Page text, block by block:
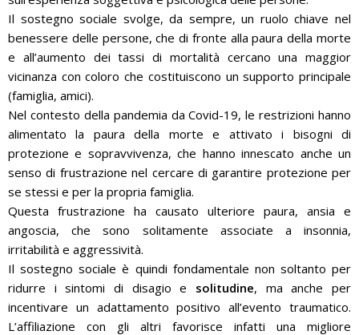
Il sostegno sociale svolge, da sempre, un ruolo chiave nel
benessere delle persone, che di fronte alla paura della morte
e all’aumento dei tassi di mortalità cercano una maggior
vicinanza con coloro che costituiscono un supporto principale
(famiglia, amici).
Nel contesto della pandemia da Covid-19, le restrizioni hanno
alimentato la paura della morte e attivato i bisogni di
protezione e sopravvivenza, che hanno innescato anche un
senso di frustrazione nel cercare di garantire protezione per
se stessi e per la propria famiglia.
Questa frustrazione ha causato ulteriore paura, ansia e
angoscia, che sono solitamente associate a insonnia,
irritabilità e aggressività.
Il sostegno sociale è quindi fondamentale non soltanto per
ridurre i sintomi di disagio e solitudine, ma anche per
incentivare un adattamento positivo all’evento traumatico.
L’affiliazione con gli altri favorisce infatti una migliore